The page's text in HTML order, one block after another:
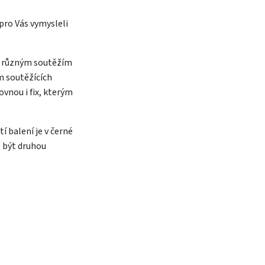
Vás vymysleli
soutěžím
soutěžících
i fix, kterým
balení je v černé
být druhou